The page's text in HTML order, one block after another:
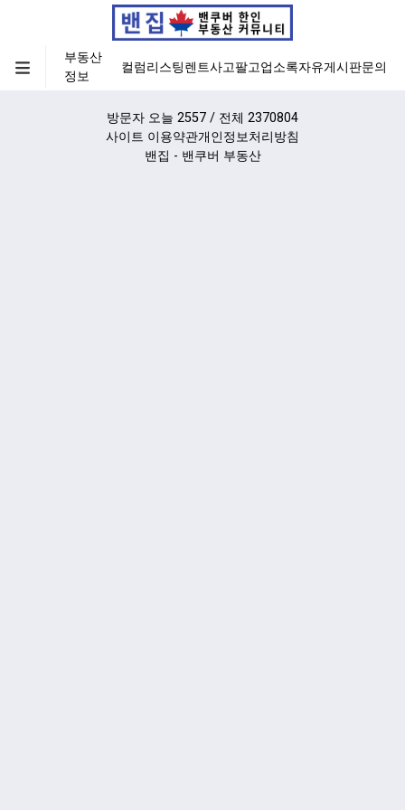
부동산
정보
컬럼리스팅렌트사고팔고업소록자유게시판문의
방문자 오늘 2557 / 전체 2370804
사이트 이용약관개인정보처리방침
밴집 - 밴쿠버 부동산